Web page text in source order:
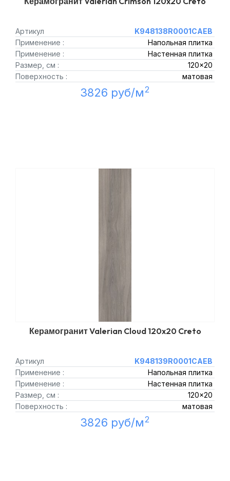
Артикул
K948138R0001CAEB
Применение :
Напольная плитка
Применение :
Настенная плитка
Размер, см :
120x20
Поверхность :
матовая
3826 руб/м2
Керамогранит Valerian Cloud 120x20 Creto
Артикул
K948139R0001CAEB
Применение :
Напольная плитка
Применение :
Настенная плитка
Размер, см :
120x20
Поверхность :
матовая
3826 руб/м2